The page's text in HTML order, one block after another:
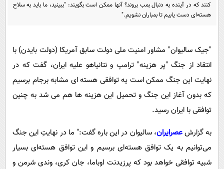
سرگرمی
محیط زیست
سلامت
بین الملل
اجتماعی
پیامک
کنند که در آینده به دنبال بمب بروند؟ آنها ممکن است بگویند: "ببینید، ما باید به سلاح
هسته‌ای دست یابیم تا بمباران نشویم."
"جیک سالیوان" مشاور امنیت ملی دولت سابق آمریکا (دولت بایدن) با
انتقاد از جنگ "پر هزینه" ترامپ و نتانیاهو علیه ایران، گفت که در
نهایت این جنگ ممکن است یه توافقی هسته ای مشابه برجام برسیم
که بدون آغاز این جنگ و تحمیل این هزینه ها هم می شد به چنین
توافقی با ایران رسید.
به گزارشعصرایران، سالیوان در این باره گفت:" ما در نهایتِ این جنگ
می‌توانیم به یک توافق هسته‌ای برسیم و این توافق هسته‌ای بسیار
شبیه توافقی خواهد بود که پرزیدنت اوباما، جان کری، وندی شرمن و